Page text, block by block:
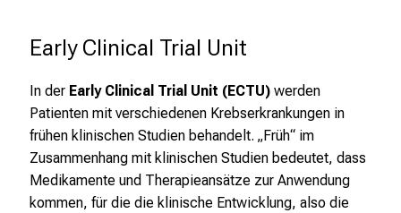
Early Clinical Trial Unit
In der Early Clinical Trial Unit (ECTU) werden
Patienten mit verschiedenen Krebserkrankungen in
frühen klinischen Studien behandelt. „Früh“ im
Zusammenhang mit klinischen Studien bedeutet, dass
Medikamente und Therapieansätze zur Anwendung
kommen, für die die klinische Entwicklung, also die